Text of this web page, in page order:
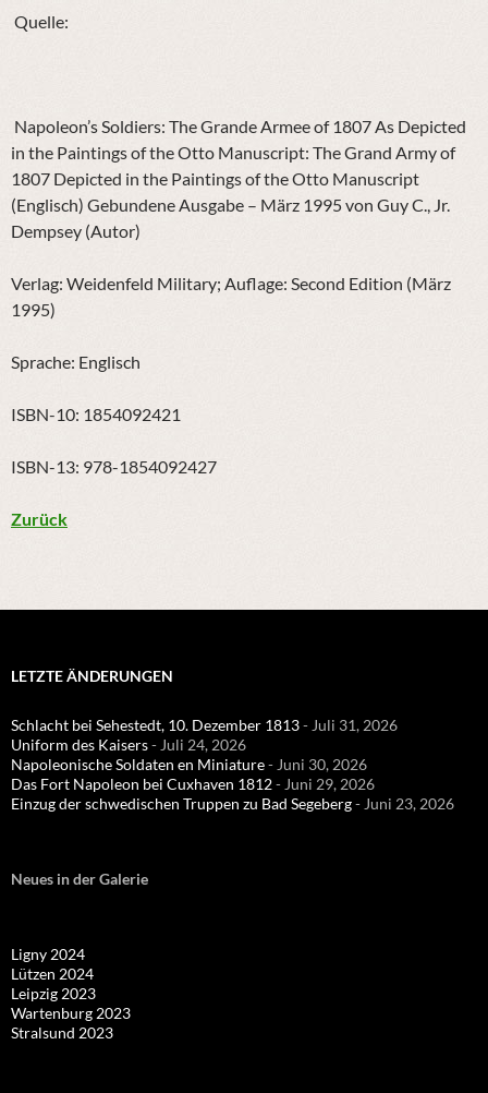
Quelle:
Napoleon’s Soldiers: The Grande Armee of 1807 As Depicted
in the Paintings of the Otto Manuscript: The Grand Army of
1807 Depicted in the Paintings of the Otto Manuscript
(Englisch) Gebundene Ausgabe – März 1995 von Guy C., Jr.
Dempsey (Autor)
Verlag: Weidenfeld Military; Auflage: Second Edition (März
1995)
Sprache: Englisch
ISBN-10: 1854092421
ISBN-13: 978-1854092427
Zurück
LETZTE ÄNDERUNGEN
Schlacht bei Sehestedt, 10. Dezember 1813- Juli 31, 2026
Uniform des Kaisers- Juli 24, 2026
Napoleonische Soldaten en Miniature- Juni 30, 2026
Das Fort Napoleon bei Cuxhaven 1812- Juni 29, 2026
Einzug der schwedischen Truppen zu Bad Segeberg- Juni 23, 2026
Neues in der Galerie
Ligny 2024
Lützen 2024
Leipzig 2023
Wartenburg 2023
Stralsund 2023